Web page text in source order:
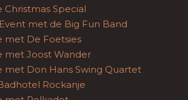
Christmas Special
met de Big Fun Band
met De Foetsies
met Joost Wander
met Don Hans Swing Quartet
Rockanje